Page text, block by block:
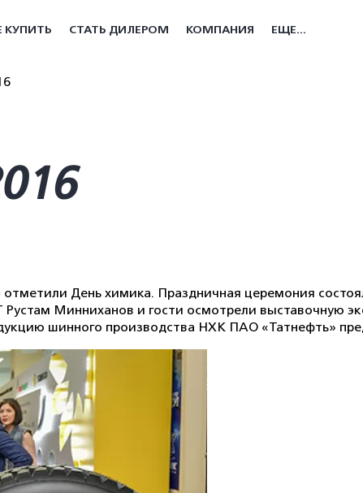
КУПИТЬ СТАТЬ ДИЛЕРОМ КОМПАНИЯ ЕЩЕ...
День химика. Праздничная церемония
Минниханов и гости осмотрели выставочную
шинного производства НХК ПАО «Татнефть»